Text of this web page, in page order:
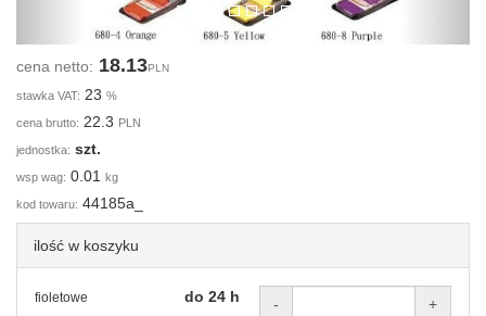
cena netto: 18.13PLN
stawka VAT: 23 %
cena brutto: 22.3 PLN
jednostka: szt.
wsp wag: 0.01 kg
kod towaru: 44185a_
ilość w koszyku
fioletowe do 24 h - +